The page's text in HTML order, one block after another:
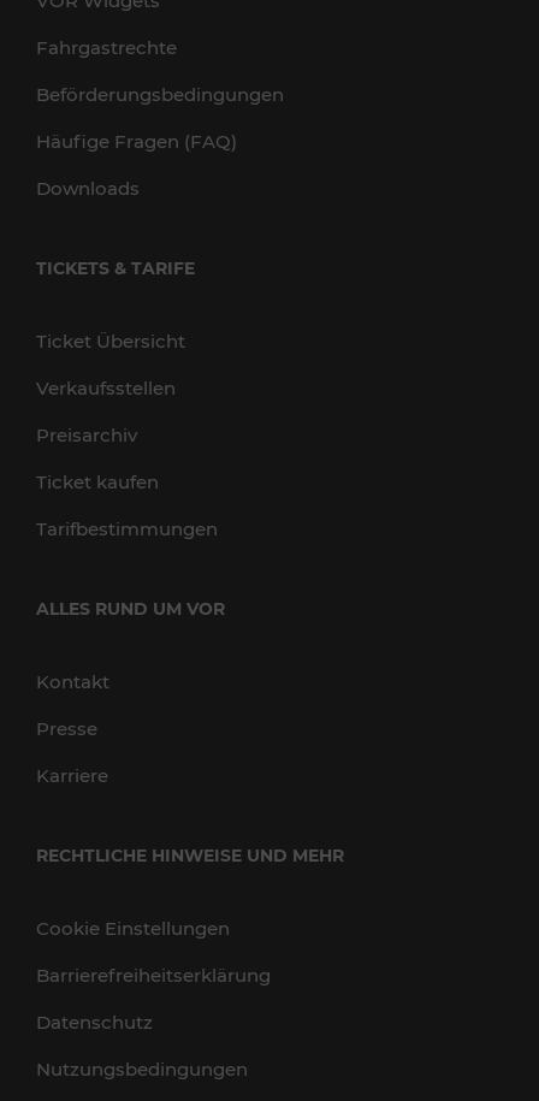
Fahrgastrechte
Beförderungsbedingungen
Häufige Fragen (FAQ)
Downloads
TICKETS & TARIFE
Ticket Übersicht
Verkaufsstellen
Preisarchiv
Ticket kaufen
Tarifbestimmungen
ALLES RUND UM VOR
Kontakt
Presse
Karriere
RECHTLICHE HINWEISE UND MEHR
Cookie Einstellungen
Barrierefreiheitserklärung
Datenschutz
Nutzungsbedingungen